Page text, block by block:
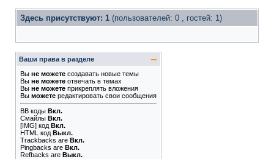
Здесь присутствуют: 1 (пользователей: 0 , гостей: 1)
Ваши права в разделе
Вы не можете создавать новые темы
Вы не можете отвечать в темах
Вы не можете прикреплять вложения
Вы можете редактировать свои сообщения
BB коды Вкл.
Смайлы Вкл.
[IMG] код Вкл.
HTML код Выкл.
Trackbacks are Вкл.
Pingbacks are Вкл.
Refbacks are Выкл.